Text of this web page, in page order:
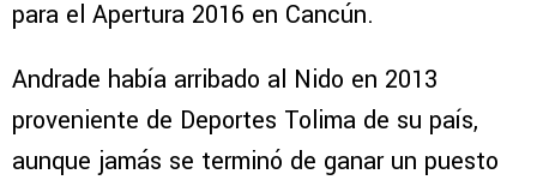
para el Apertura 2016 en Cancún.
Andrade había arribado al Nido en 2013
proveniente de Deportes Tolima de su país,
aunque jamás se terminó de ganar un puesto